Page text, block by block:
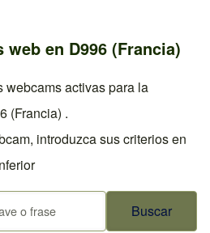
web en D996 (Francia)
webcams activas para la
(Francia) .
introduzca sus criterios en